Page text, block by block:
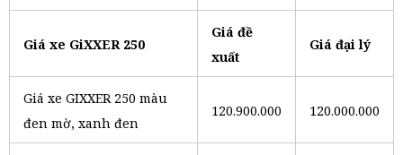
Giá xe GiXXER 250
Giá đề
xuất
Giá đại lý
Giá xe GIXXER 250 màu
đen mờ, xanh đen
120.900.000 120.000.000